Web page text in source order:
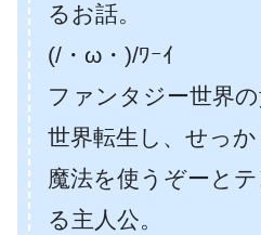
るお話。
(/・ω・)/ﾜｰｲ
ファンタジー世界
世界転生し、せっ
魔法を使うぞーと
る主人公。